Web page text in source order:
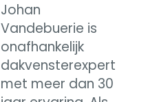
Johan
Vandebuerie is
onafhankelijk
dakvensterexpert
met meer dan 30